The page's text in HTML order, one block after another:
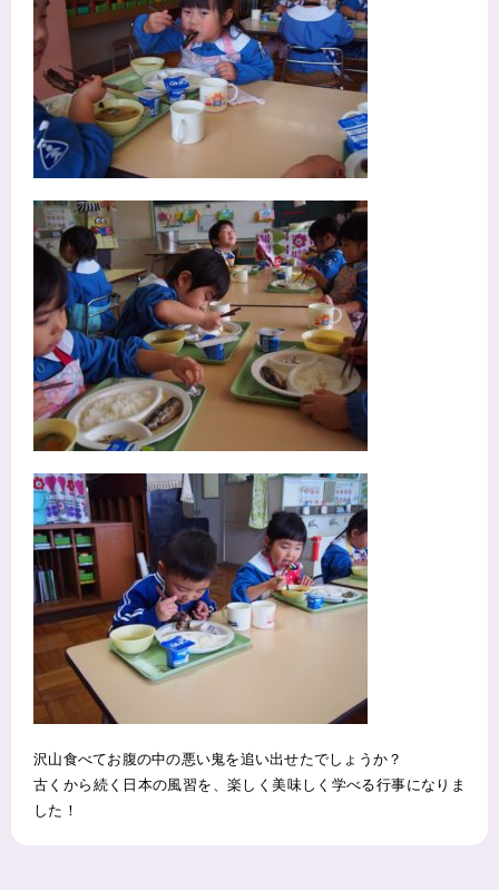
沢山食べてお腹の中の悪い鬼を追い出せたでしょうか？
古くから続く日本の風習を、楽しく美味しく学べる行事になりま
した！